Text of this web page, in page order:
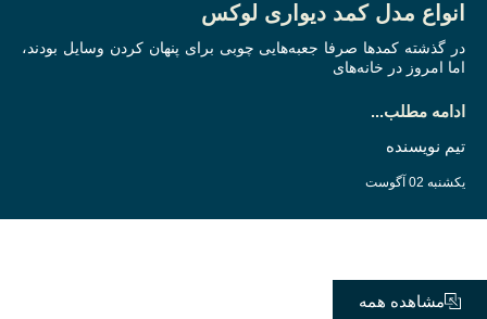
انواع مدل کمد دیواری لوکس
در گذشته کمدها صرفا جعبه‌هایی چوبی برای پنهان کردن وسایل بودند،
اما امروز در خانه‌های
ادامه مطلب...
تیم نویسنده
یکشنبه 02 آگوست
مشاهده همه